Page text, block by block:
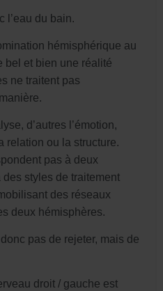
l’eau du bain.
hémisphérique au
bel et bien une réalité
ne traitent pas
d’autres l’émotion,
relation ou la structure.
pas à deux
styles de traitement
des réseaux
deux hémisphères.
donc pas de rejeter, mais de
droit / gauche est